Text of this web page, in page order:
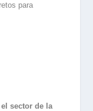
para
sector de la